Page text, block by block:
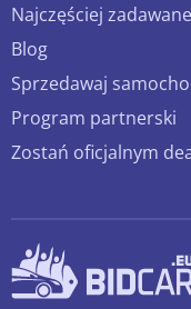
Najczęściej
Blog
Sprzedawaj
Program partnerski
Zostań oficjalnym